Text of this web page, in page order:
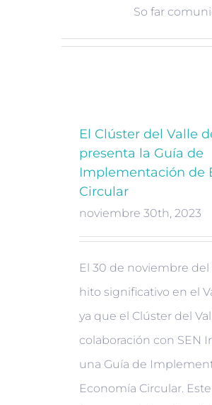
So far
El Clúster del Valle
presenta la Guía de
Implementación de
Circular
noviembre 30th, 2023
El 30 de noviembre
hito significativo en el
ya que el Clúster del
colaboración con SEN
una Guía de
Economía Circular.